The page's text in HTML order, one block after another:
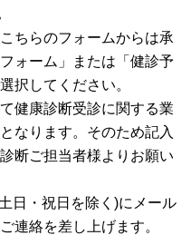
ちらのフォームからは承
ォーム 」または「健診予
択してください。
健康診断受診に関する業
なります。そのため記入
断ご担当者様よりお願い
日・祝日を除く)にメール
連絡を差し上げます。